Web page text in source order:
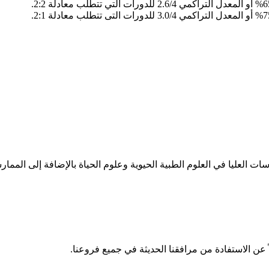
في العلوم الطبية الحيوية وعلوم الحياة بالإضافة إلى
الاستفادة من مرافقنا الحديثة في جميع فروعنا.